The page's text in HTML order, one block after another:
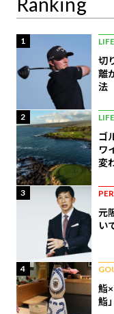
1
切
離
法
2
ゴ
ワ
変
3
元
い
4
鮨
鮨